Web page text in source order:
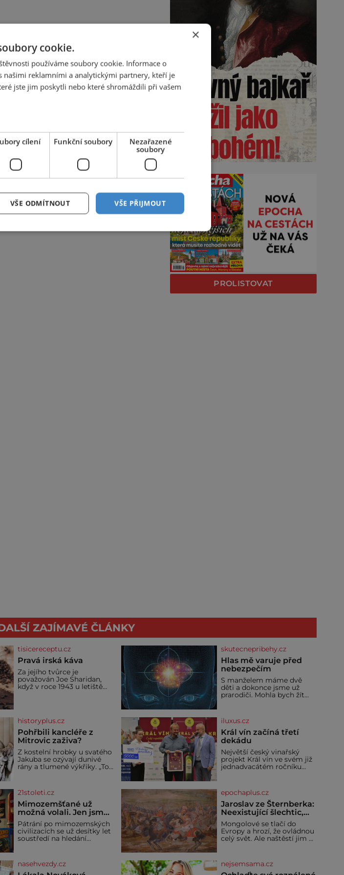
PROLISTOVAT
ZAJÍMAVÉ ČLÁNKY
tisicereceptu.cz
Pravá irská káva
Za jejího tvůrce je
považován Joe Sharidan,
když v roce 1943 u letiště
nemohli pokračovat v cestě.
Povzbudil je tehdy kávou,
skutecnepribehy.cz
Hlas mě varuje před
nebezpečím
S manželem máme dvě
děti a dokonce jsme už
prarodiči. Mohla bych žít
nabourala mysl. Živím se
jako mzdová účetní a konec
měsíce je pro mě vždy
velice psychicky náročným
máme vnoučata, mi dcera
čím dál častěji volá o
pomoc, co se hlídání týče.
historyplus.cz
Pohřbili kancléře z
Mitrovic zaživa?
Z kostelní hrobky u svatého
Jakuba se ozývají dunivé
rány a tlumené výkřiky. „To
kopy grošů by se nikdo
neodvážil podzemní hrobku
otevřít a její poklop tak
raději jen skrápí svěcenou
vodou. Za několik dní divné
burácení skutečně ustane.
Když o mnoho let později
hrobku
iluxus.cz
Král vín začíná třetí
dekádu
Největší český vinařský
projekt Král vín ve svém již
jednadvacátém ročníku
porota z celkem 1260
vzorků od 157 vinařů. Král
vín, který se – i pře
21stoleti.cz
Mimozemšťané už
možná volali. Jen jsme
jejich zprávu
nedokázali rozpoznat
Pátrání po mimozemských
civilizacích se už desítky let
soustředí na hledání
sama vytvořila jen stěží.
Nová studie však naznačuje,
epochaplus.cz
Jaroslav ze Šternberka:
Neexistující šlechtic,
který z Moravy vyžene
Mongoly
Mongolové se tlačí do
Evropy a hrozí, že ovládnou
celý svět. Ale naštěstí jim v
království, které dokáže
dobyvatelské hordy
nasehvezdy.cz nejsemsama.cz
×
cookie.
používáme soubory cookie. Informace o
našimi reklamními a analytickými partnery, kteří je
jste jim poskytli nebo které shromáždili při vašem
cílení Funkční soubory
Nezařazené
soubory
VŠE PŘIJMOUT
VŠE ODMÍTNOUT